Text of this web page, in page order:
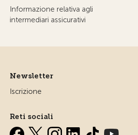
Informazione relativa agli
intermediari assicurativi
Newsletter
Iscrizione
Reti sociali